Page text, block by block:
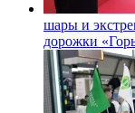
шары и
дорожки